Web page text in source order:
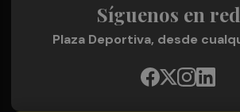
Síguenos en
Plaza Deportiva, desde